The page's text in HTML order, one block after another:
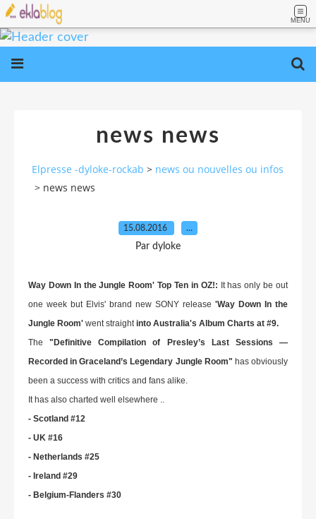
MENU
news news
Elpresse -dyloke-rockab > news ou nouvelles ou infos
> news news
15.08.2016 …
Par dyloke
Way Down In the Jungle Room' Top Ten in OZ!: It has only be out
one week but Elvis' brand new SONY release 'Way Down In the
Jungle Room' went straight into Australia's Album Charts at #9.
The"Definitive Compilation of Presley’s Last Sessions —
Recorded in Graceland’s Legendary Jungle Room" has obviously
been a success with critics and fans alike.
It has also charted well elsewhere ..
- Scotland #12
- UK #16
- Netherlands #25
- Ireland #29
- Belgium-Flanders #30